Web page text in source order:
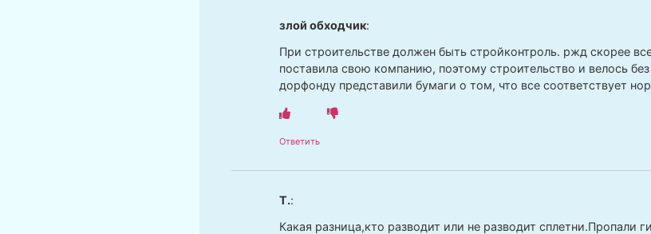
злой обходчик:
При строительстве должен быть стройконтроль. ржд скорее
поставила свою компанию, поэтому строительство и велось
дорфонду представили бумаги о том, что все соответствует
Ответить
Т.:
Какая разница,кто разводит или не разводит сплетни.Пропали